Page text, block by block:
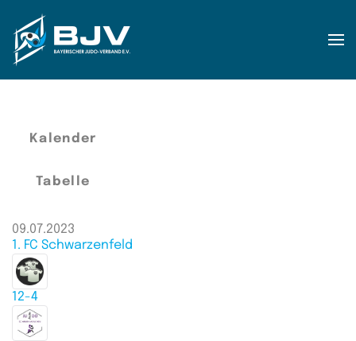
Zum Hauptinhalt springen
Kalender
Tabelle
09.07.2023
1. FC Schwarzenfeld
12-4